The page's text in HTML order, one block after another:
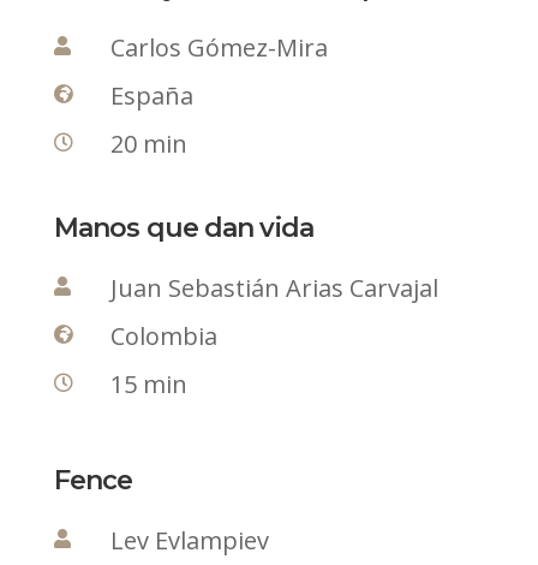
 Carlos Gómez-Mira
 España
 20 min
Manos que dan vida
 Juan Sebastián Arias Carvajal
 Colombia
 15 min
Fence
 Lev Evlampiev